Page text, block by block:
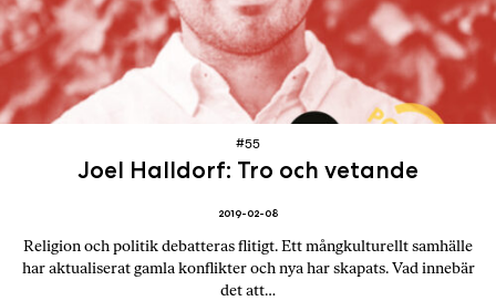
2019-02-08
Joel Halldorf: Tro och vetande
#55
Religion och politik debatteras flitigt. Ett mångkulturellt samhälle
har aktualiserat gamla konflikter och nya har skapats. Vad innebär
det att…